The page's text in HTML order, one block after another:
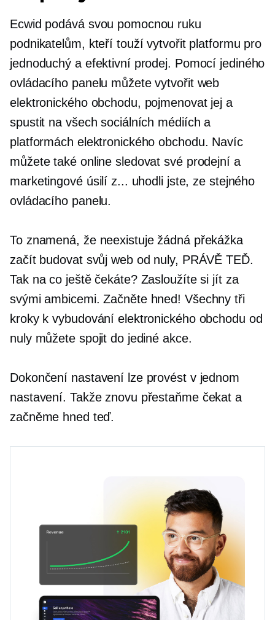
Ecwid podává svou pomocnou ruku
podnikatelům, kteří touží vytvořit platformu pro
jednoduchý a efektivní prodej. Pomocí jediného
ovládacího panelu můžete vytvořit web
elektronického obchodu, pojmenovat jej a
spustit na všech sociálních médiích a
platformách elektronického obchodu. Navíc
můžete také online sledovat své prodejní a
marketingové úsilí z... uhodli jste, ze stejného
ovládacího panelu.
To znamená, že neexistuje žádná překážka
začít budovat svůj web od nuly, PRÁVĚ TEĎ.
Tak na co ještě čekáte? Zasloužíte si jít za
svými ambicemi. Začněte hned! Všechny tři
kroky k vybudování elektronického obchodu od
nuly můžete spojit do jediné akce.
Dokončení nastavení lze provést v jednom
nastavení. Takže znovu přestaňme čekat a
začněme hned teď.